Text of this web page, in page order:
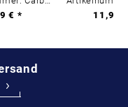
€ *
11,99